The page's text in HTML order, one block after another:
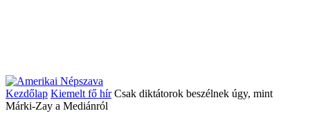
Kezdőlap Kiemelt fő hír Csak diktátorok beszélnek úgy, mint
Márki-Zay a Mediánról